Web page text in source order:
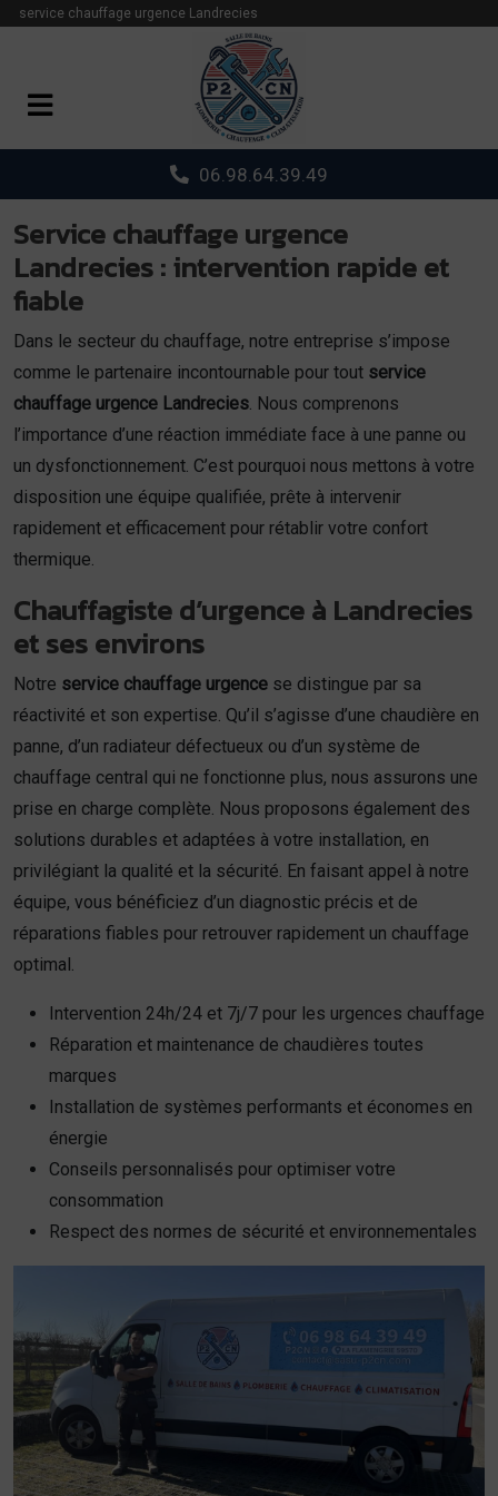
service chauffage urgence Landrecies
06.98.64.39.49
Service chauffage urgence
Landrecies : intervention rapide et
fiable
Dans le secteur du chauffage, notre entreprise s’impose
comme le partenaire incontournable pour tout service
chauffage urgence Landrecies. Nous comprenons
l’importance d’une réaction immédiate face à une panne ou
un dysfonctionnement. C’est pourquoi nous mettons à votre
disposition une équipe qualifiée, prête à intervenir
rapidement et efficacement pour rétablir votre confort
thermique.
Chauffagiste d’urgence à Landrecies
et ses environs
Notre service chauffage urgence se distingue par sa
réactivité et son expertise. Qu’il s’agisse d’une chaudière en
panne, d’un radiateur défectueux ou d’un système de
chauffage central qui ne fonctionne plus, nous assurons une
prise en charge complète. Nous proposons également des
solutions durables et adaptées à votre installation, en
privilégiant la qualité et la sécurité. En faisant appel à notre
équipe, vous bénéficiez d’un diagnostic précis et de
réparations fiables pour retrouver rapidement un chauffage
optimal.
Intervention 24h/24 et 7j/7 pour les urgences chauffage
Réparation et maintenance de chaudières toutes
marques
Installation de systèmes performants et économes en
énergie
Conseils personnalisés pour optimiser votre
consommation
Respect des normes de sécurité et environnementales
Panneau de gestion des cookies